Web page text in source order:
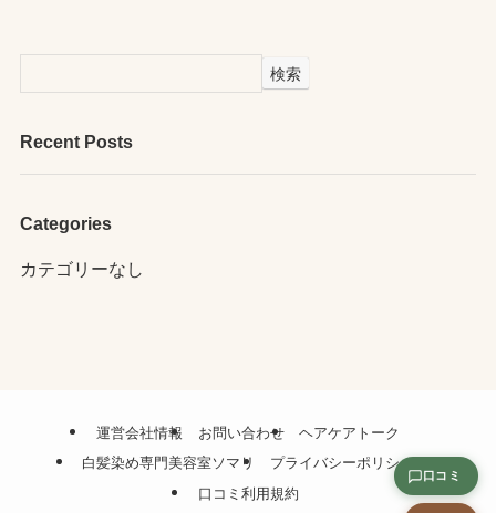
検索
Recent Posts
Categories
カテゴリーなし
運営会社情報 お問い合わせ
ヘアケアトーク
白髪染め専門美容室ソマリ
プライバシーポリシー
口コミ利用規約
口コミ